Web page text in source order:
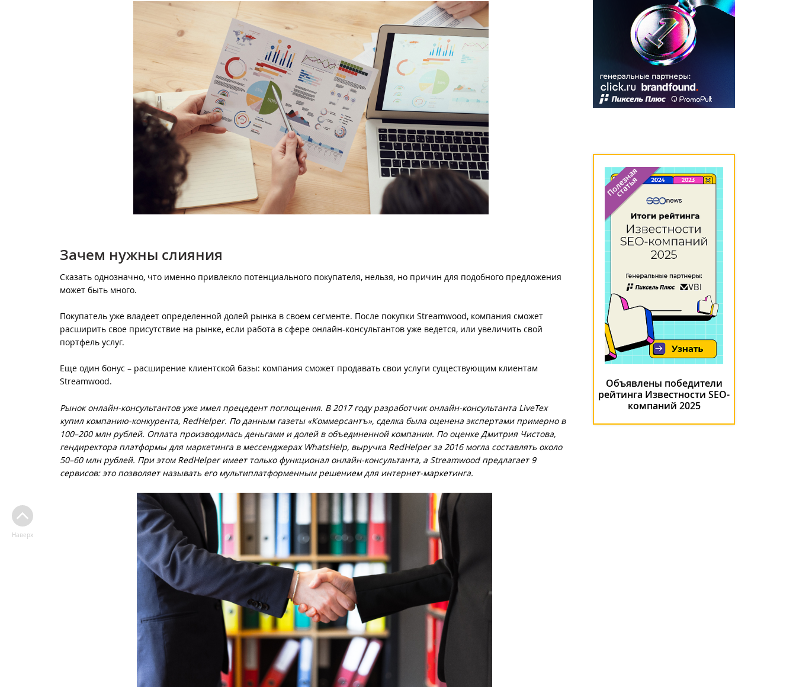
Зачем нужны слияния
Сказать однозначно, что именно привлекло потенциального покупателя, нельзя, но причин для подобного предложения
может быть много.
Покупатель уже владеет определенной долей рынка в своем сегменте. После покупки Streamwood, компания сможет
расширить свое присутствие на рынке, если работа в сфере онлайн-консультантов уже ведется, или увеличить свой
портфель услуг.
Еще один бонус – расширение клиентской базы: компания сможет продавать свои услуги существующим клиентам
Streamwood.
Рынок онлайн-консультантов уже имел прецедент поглощения. В 2017 году разработчик онлайн-консультанта LiveTex
купил компанию-конкурента, RedHelper. По данным газеты «Коммерсантъ», сделка была оценена экспертами примерно в
100–200 млн рублей. Оплата производилась деньгами и долей в объединенной компании. По оценке Дмитрия Чистова,
гендиректора платформы для маркетинга в мессенджерах WhatsHelp, выручка RedHelper за 2016 могла составлять около
50–60 млн рублей. При этом RedHelper имеет только функционал онлайн-консультанта, а Streamwood предлагает 9
сервисов: это позволяет называть его мультиплатформенным решением для интернет-маркетинга.
Наверх
Объявлены победители
рейтинга Известности SEO-
компаний 2025